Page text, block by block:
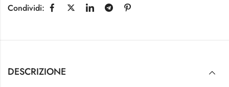
Condividi:
DESCRIZIONE